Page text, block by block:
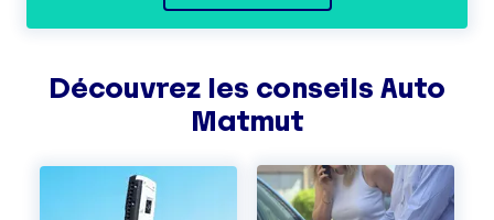
Découvrez les conseils Auto
Matmut